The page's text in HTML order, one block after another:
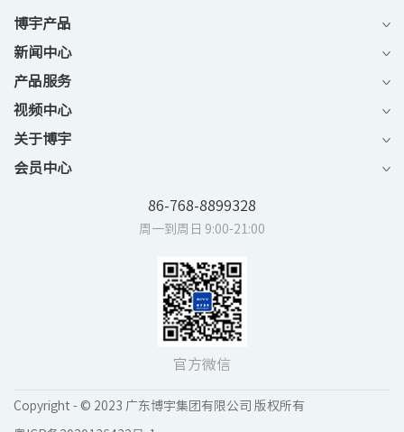
博宇产品
新闻中心
产品服务
视频中心
关于博宇
会员中心
86-768-8899328
周一到周日 9:00-21:00
官方微信
Copyright - © 2023 广东博宇集团有限公司 版权所有